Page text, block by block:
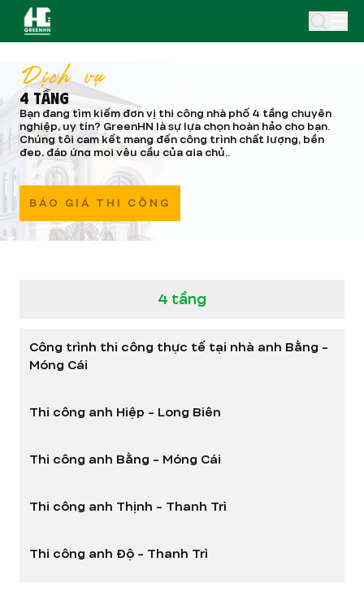
BÁO GIÁ THI CÔNG
Dịch vụ
4 TẦNG
Bạn đang tìm kiếm đơn vị thi công nhà phố 4 tầng chuyên
nghiệp, uy tín? GreenHN là sự lựa chọn hoàn hảo cho bạn.
Chúng tôi cam kết mang đến công trình chất lượng, bền
đẹp, đáp ứng mọi yêu cầu của gia chủ..
4 tầng
Công trình thi công thực tế tại nhà anh Bằng -
Móng Cái
Thi công anh Hiệp - Long Biên
Thi công anh Bằng - Móng Cái
Thi công anh Thịnh - Thanh Trì
Thi công anh Độ - Thanh Trì